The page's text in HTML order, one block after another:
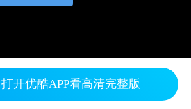
开优酷APP看高清完整版